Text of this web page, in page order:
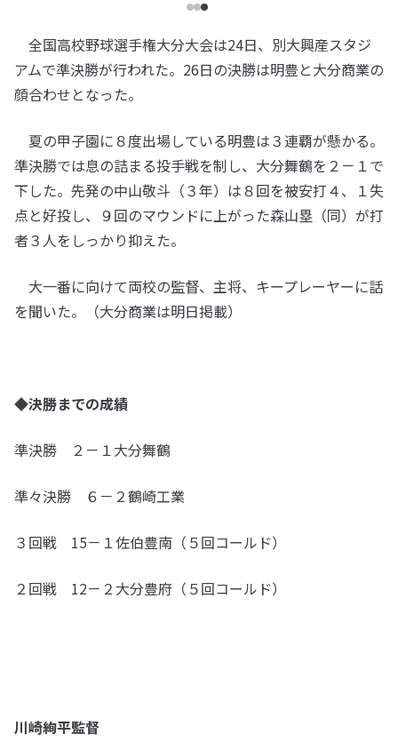
全国高校野球選手権大分大会は24日、別大興産スタジ
アムで準決勝が行われた。26日の決勝は明豊と大分商業の
顔合わせとなった。
夏の甲子園に８度出場している明豊は３連覇が懸かる。
準決勝では息の詰まる投手戦を制し、大分舞鶴を２－１で
下した。先発の中山敬斗（３年）は８回を被安打４、１失
点と好投し、９回のマウンドに上がった森山塁（同）が打
者３人をしっかり抑えた。
大一番に向けて両校の監督、主将、キープレーヤーに話
を聞いた。（大分商業は明日掲載）
◆決勝までの成績
準決勝 ２－１大分舞鶴
準々決勝 ６－２鶴崎工業
３回戦 15－１佐伯豊南（５回コールド）
２回戦 12－２大分豊府（５回コールド）
川崎絢平監督